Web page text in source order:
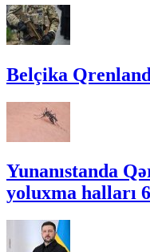
Belçika
Yunanıstanda
yoluxma halları